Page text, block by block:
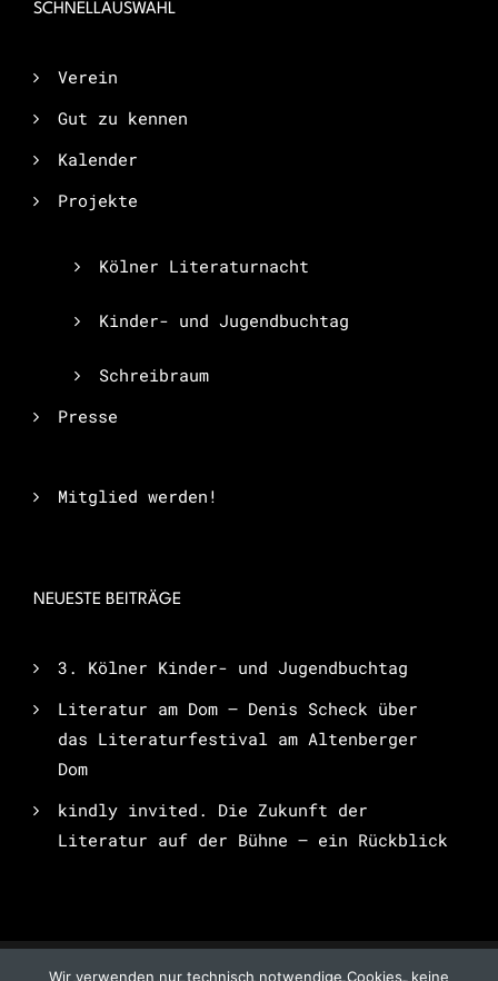
SCHNELLAUSWAHL
Verein
Gut zu kennen
Kalender
Projekte
Kölner Literaturnacht
Kinder- und Jugendbuchtag
Schreibraum
Presse
Mitglied werden!
NEUESTE BEITRÄGE
3. Kölner Kinder- und Jugendbuchtag
Literatur am Dom – Denis Scheck über
das Literaturfestival am Altenberger
Dom
kindly invited. Die Zukunft der
Literatur auf der Bühne – ein Rückblick
Wir verwenden nur technisch notwendige Cookies, keine